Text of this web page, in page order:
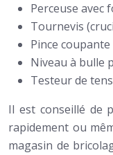
Perceuse avec
Tournevis
Pince
Niveau à bulle
Testeur de
Il est conseillé de
rapidement ou
magasin de